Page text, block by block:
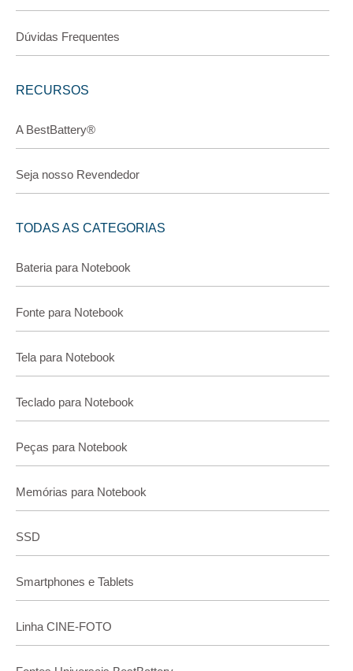
Dúvidas Frequentes
RECURSOS
A BestBattery®
Seja nosso Revendedor
TODAS AS CATEGORIAS
Bateria para Notebook
Fonte para Notebook
Tela para Notebook
Teclado para Notebook
Peças para Notebook
Memórias para Notebook
SSD
Smartphones e Tablets
Linha CINE-FOTO